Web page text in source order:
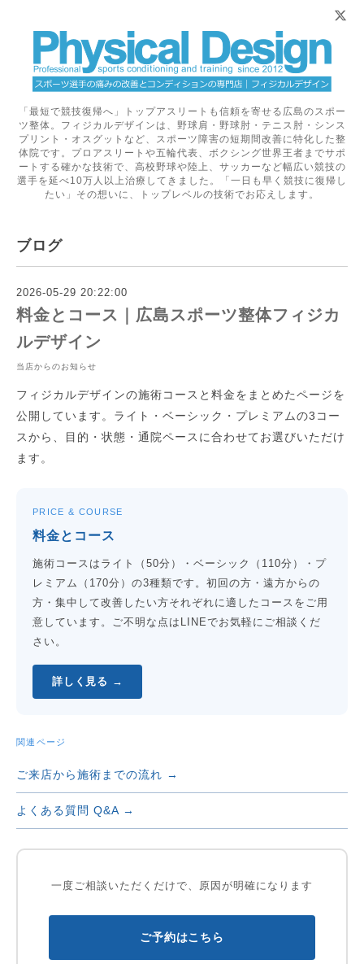
「最短で競技復帰へ」トップアスリートも信頼を寄せる広島のスポー
ツ整体。フィジカルデザインは、野球肩・野球肘・テニス肘・シンス
プリント・オスグットなど、スポーツ障害の短期間改善に特化した整
体院です。プロアスリートや五輪代表、ボクシング世界王者までサポ
ートする確かな技術で、高校野球や陸上、サッカーなど幅広い競技の
選手を延べ10万人以上治療してきました。「一日も早く競技に復帰し
たい」その想いに、トップレベルの技術でお応えします。
ブログ
2026-05-29 20:22:00
料金とコース｜広島スポーツ整体フィジカ
ルデザイン
当店からのお知らせ
フィジカルデザインの施術コースと料金をまとめたページを
公開しています。ライト・ベーシック・プレミアムの3コー
スから、目的・状態・通院ペースに合わせてお選びいただけ
ます。
PRICE & COURSE
料金とコース
施術コースはライト（50分）・ベーシック（110分）・プ
レミアム（170分）の3種類です。初回の方・遠方からの
方・集中して改善したい方それぞれに適したコースをご用
意しています。ご不明な点はLINEでお気軽にご相談くだ
さい。
詳しく見る →
関連ページ
ご来店から施術までの流れ →
よくある質問 Q&A →
一度ご相談いただくだけで、原因が明確になります
ご予約はこちら